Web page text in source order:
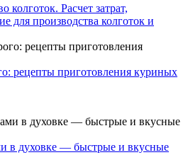
колготок. Расчет затрат,
для производства колготок и
рецепты приготовления куриных
в духовке — быстрые и вкусные